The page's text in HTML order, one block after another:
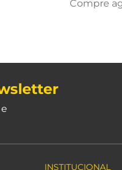
Compre
INSTITUCIONAL